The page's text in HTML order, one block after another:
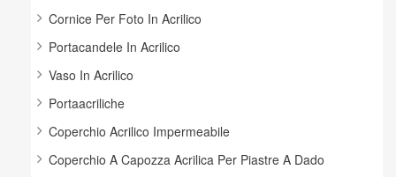
Cornice Per Foto In Acrilico
Portacandele In Acrilico
Vaso In Acrilico
Portaacriliche
Coperchio Acrilico Impermeabile
Coperchio A Capozza Acrilica Per Piastre A Dado